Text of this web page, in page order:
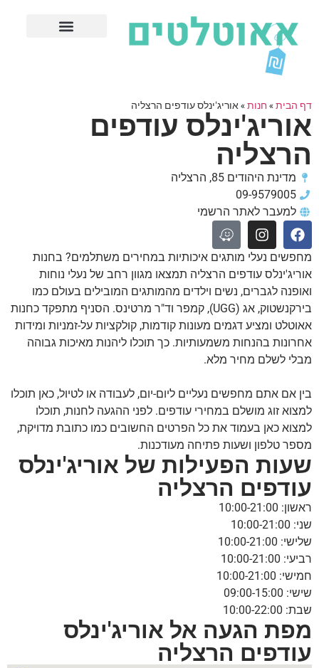
דף הבית» חנות»אוריג'ינלס עודפים הרצליה
אוריג'ינלס עודפים
הרצליה
מדינת היהודים 85, הרצליה
09-9579005
למעבר לאתר הרשמי
מחפשים נעלי מותגים איכותיות במחירים משתלמים? בחנות
אוריג'ינלס עודפים הרצליה תמצאו מגוון רחב של נעלי נוחות
ואופנה לגברים, נשים וילדים מהמותגים המובילים בעולם כמו
בירקנשטוק, אג (UGG), קמפר וד"ר מרטינס. הסניף מתפקד כחנות
אאוטלט ומציע דגמים מעונות קודמות, קולקציות על-זמניות ומידות
אחרונות בהנחות משמעותיות. כך תוכלו ליהנות מאיכות גבוהה
מבלי לשלם מחיר מלא.
בין אם אתם מחפשים נעליים ליום-יום, לעבודה או לטיול, כאן תוכלו
למצוא זוג מושלם במחירי עודפים. לפני ההגעה לחנות, תוכלו
למצוא כאן בעמוד את כל הפרטים החשובים כמו כתובת מדויקת,
מספר טלפון ושעות פתיחה מעודכנות.
שעות הפעילות של אוריג'ינלס
עודפים הרצליה
ראשון: 10:00-21:00
שני: 10:00-21:00
שלישי: 10:00-21:00
רביעי: 10:00-21:00
חמישי: 10:00-21:00
שישי: 09:00-15:00
שבת: 10:00-22:00
מפת הגעה אל אוריג'ינלס
עודפים הרצליה